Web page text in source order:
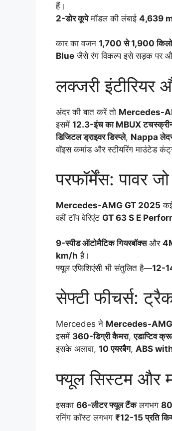
हैं।
2-डोर कूपेमॉडल की लंबाई 4,639
कार का वजन 1,700 से 1,900
Blue जैसे रंग विकल्प इसे सड़क पर
लक्जरी इंटीरियर
अंदर की बात करें तो Mercedes-
इसमें 12.3-इंच का MBUX
डिजिटल ड्राइवर डिस्प्ले, Nappa
वॉइस कमांड और स्टीयरिंग माउंटेड
परफॉर्मेंस: पावर
Mercedes-AMG GT 2025
वहीं टॉप वेरिएंट GT 63 S E
9-स्पीड ऑटोमैटिक गियरबॉक्सऔर
km/h है।
फ्यूल एफिशिएंसी भी संतुलित है—12-
सेफ्टी फीचर्स:
Mercedes ने Mercedes-
इसमें 360-डिग्री कैमरा,एडाप्टिव
इसके अलावा, 10 एयरबैग, ABS
फ्यूल सिस्टम और
इसका 66-लीटर फ्यूल टैंकलगभग
रनिंग कॉस्ट लगभग ₹12-15 प्रति